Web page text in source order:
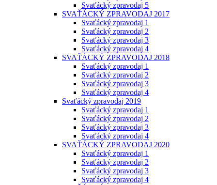
Svaťácký zpravodaj 5
SVAŤÁCKÝ ZPRAVODAJ 2017
Svaťácký zpravodaj 1
Svaťácký zpravodaj 2
Svaťácký zpravodaj 3
Svaťácký zpravodaj 4
SVAŤÁCKÝ ZPRAVODAJ 2018
Svaťácký zpravodaj 1
Svaťácký zpravodaj 2
Svaťácký zpravodaj 3
Svaťácký zpravodaj 4
Svaťácký zpravodaj 2019
Svaťácký zpravodaj 1
Svaťácký zpravodaj 2
Svaťácký zpravodaj 3
Svaťácký zpravodaj 4
SVAŤÁCKÝ ZPRAVODAJ 2020
Svaťácký zpravodaj 1
Svaťácký zpravodaj 2
Svaťácký zpravodaj 3
Svaťácký zpravodaj 4